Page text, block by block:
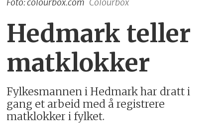
Hedmark teller
matklokker
Fylkesmannen i Hedmark har dratt i
gang et arbeid med å registrere
matklokker i fylket.